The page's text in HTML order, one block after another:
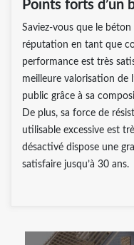
Points forts d’un
Saviez-vous que le
réputation en tant que
performance est très
meilleure valorisation de
public grâce à sa
De plus, sa force de
utilisable excessive est
désactivé dispose une
satisfaire jusqu’à 30 ans.